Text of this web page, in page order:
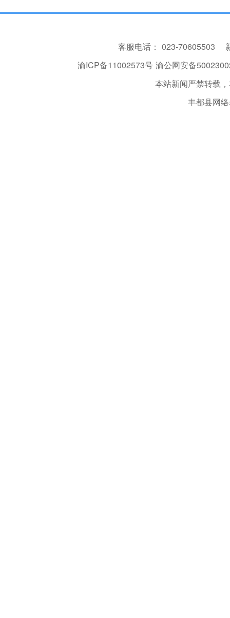
客服电话： 023-70605503
渝ICP备11002573号 渝公网安备
本站新闻严禁转载
丰都县网